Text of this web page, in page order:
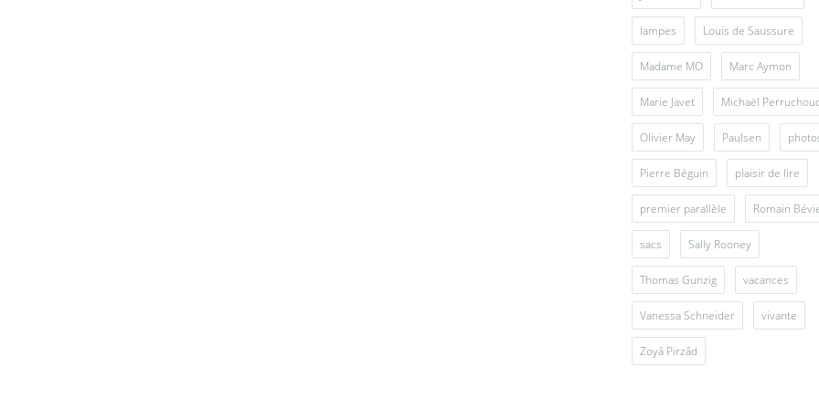
lampes Louis de Saussure
Madame MO Marc Aymon
Marie Javet Michaël
Olivier May Paulsen
Pierre Béguin plaisir de lire
premier parallèle Romain
sacs Sally Rooney
Thomas Gunzig vacances
Vanessa Schneider vivante
Zoyâ Pirzâd